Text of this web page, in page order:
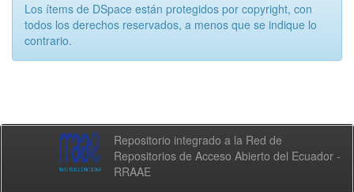
Los ítems de DSpace están protegidos por copyright, con
todos los derechos reservados, a menos que se indique lo
contrario.
Repositorio integrado a la Red de
Repositorios de Acceso Abierto del Ecuador -
RRAAE